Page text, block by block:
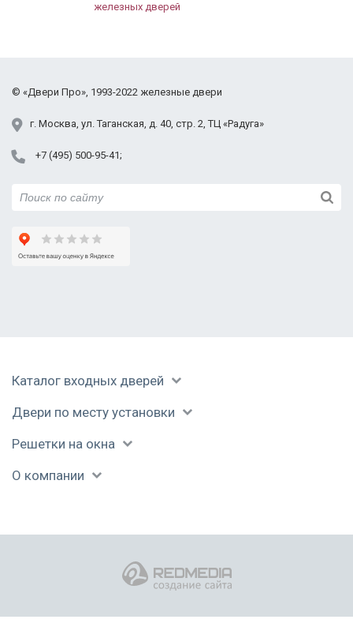
Правда когда выносишь велосипед или коляску,
железных дверей
г. Москва, ул. Таганская, д. 40, стр. 2, ТЦ «Радуга»
+7 (495) 500-95-41
© «Двери Про», 1993-2022 железные двери
Каталог входных дверей
Двери по месту установки
Решетки на окна
О компании